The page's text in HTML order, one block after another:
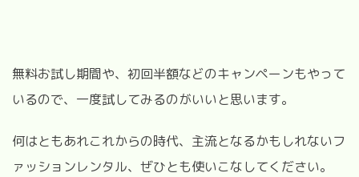
無料お試し期間や、初回半額などのキャンペーンもやって
いるので、一度試してみるのがいいと思います。
何はともあれこれからの時代、主流となるかもしれないフ
ァッションレンタル、ぜひとも使いこなしてください。